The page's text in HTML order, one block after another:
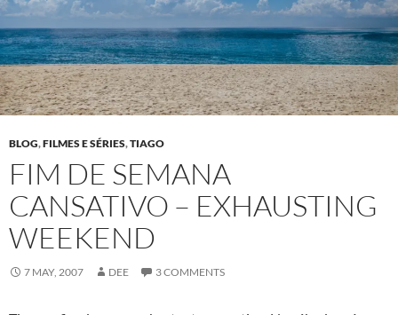
BLOG,FILMES E SÉRIES,TIAGO
FIM DE SEMANA
CANSATIVO – EXHAUSTING
WEEKEND
7 MAY, 2007 DEE 3 COMMENTS